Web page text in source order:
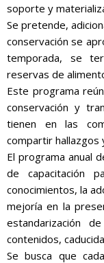
soporte y
Se pretende,
conservación se
temporada, se
reservas de
Este programa
conservación y
tienen en las
compartir hallazgos
El programa anual
de capacitación
conocimientos, la
mejoría en la
estandarización
contenidos,
Se busca que